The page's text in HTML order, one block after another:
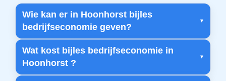
Wie kan er in Hoonhorst bijles
bedrijfseconomie geven?
Wat kost bijles bedrijfseconomie in
Hoonhorst ?